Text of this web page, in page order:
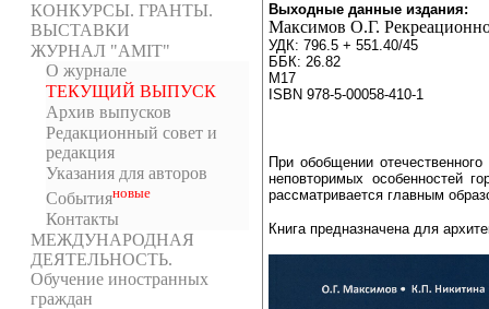
КОНКУРСЫ. ГРАНТЫ.
ВЫСТАВКИ
ЖУРНАЛ "AMIT"
О журнале
ТЕКУЩИЙ ВЫПУСК
Архив выпусков
Редакционный совет и
редакция
Указания для авторов
Событияновыe
Контакты
МЕЖДУНАРОДНАЯ
ДЕЯТЕЛЬНОСТЬ.
Обучение иностранных
граждан
Выходные данные издания:
Максимов О.Г.
УДК: 796.5 + 551.40/45
ББК: 26.82
М17
ISBN 978-5-00058-410-1
При обобщении
неповторимых особенностей
рассматривается главным
Книга предназначена для